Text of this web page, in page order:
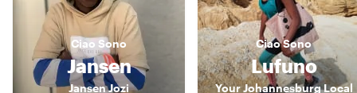
Ciao Sono
Jansen
Jansen Jozi
CiaoSono
Lufuno
Your Johannesburg Local